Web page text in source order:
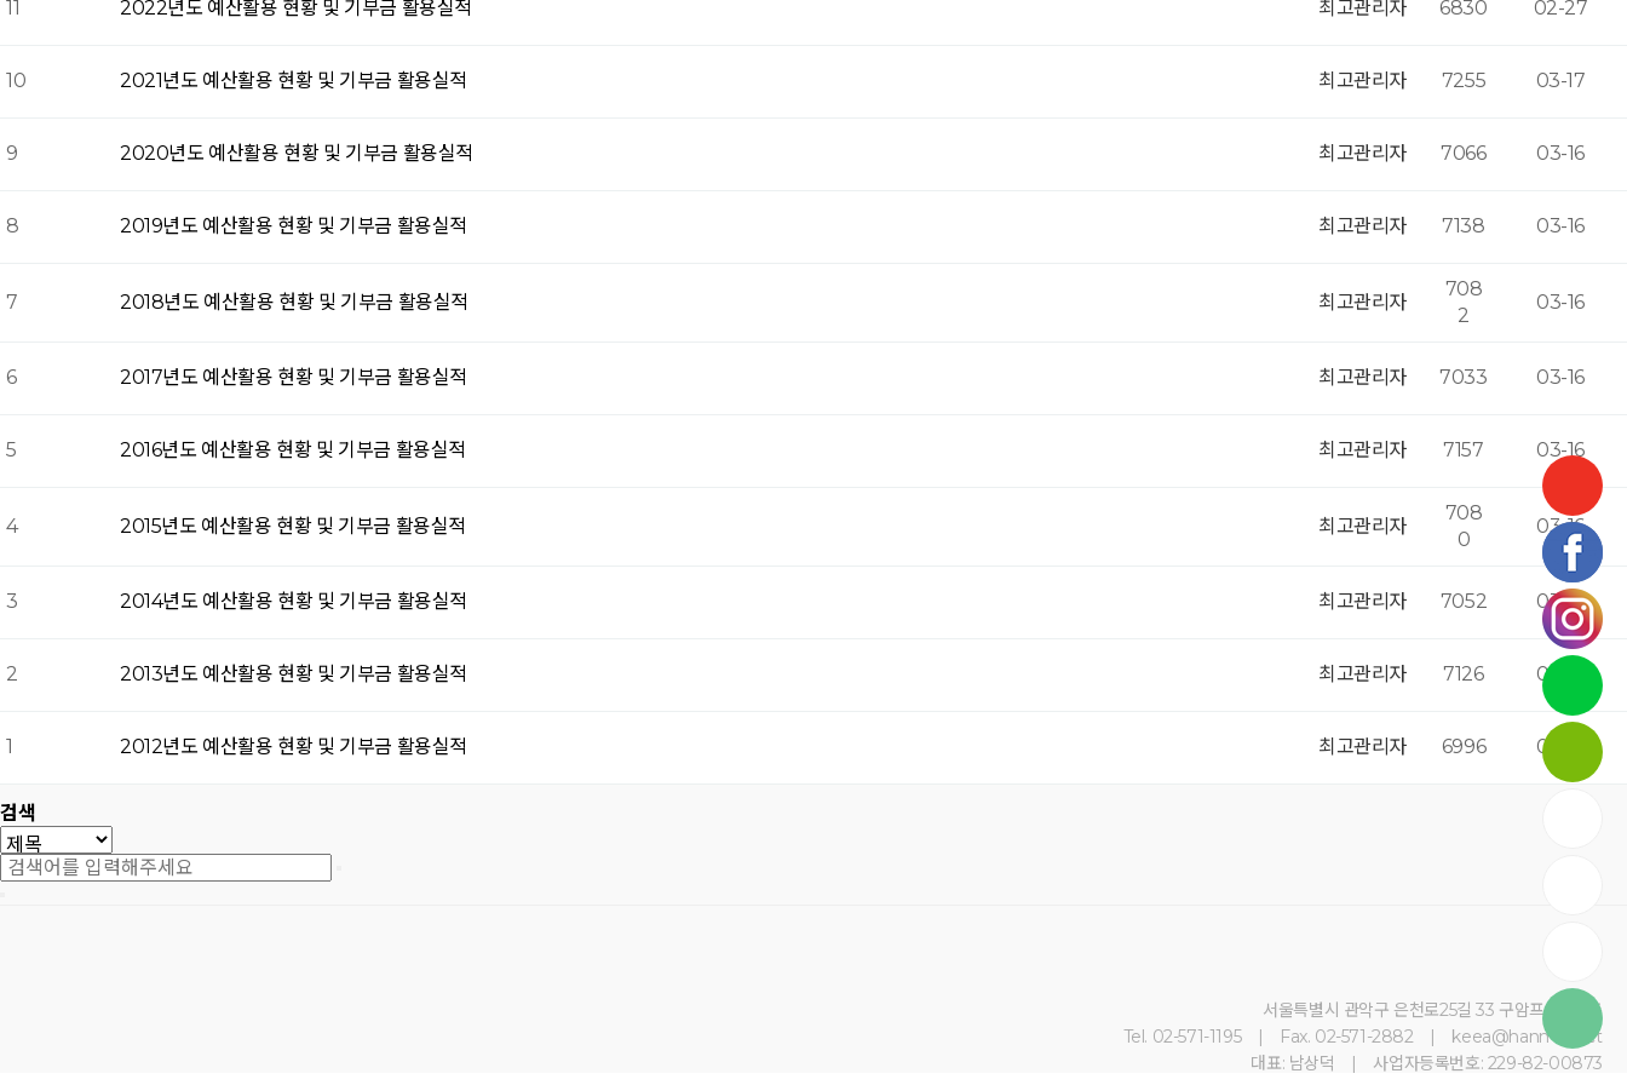
11 2022년도 예산활용 현황 및 기부금 활용실적 최고관리자 6830 02-27
10 2021년도 예산활용 현황 및 기부금 활용실적 최고관리자 7255 03-17
9 2020년도 예산활용 현황 및 기부금 활용실적 최고관리자 7066 03-16
8 2019년도 예산활용 현황 및 기부금 활용실적 최고관리자 7138 03-16
7 2018년도 예산활용 현황 및 기부금 활용실적 최고관리자
708
2
03-16
6 2017년도 예산활용 현황 및 기부금 활용실적 최고관리자 7033 03-16
5 2016년도 예산활용 현황 및 기부금 활용실적 최고관리자 7157 03-16
4 2015년도 예산활용 현황 및 기부금 활용실적 최고관리자
708
0
03-16
3 2014년도 예산활용 현황 및 기부금 활용실적 최고관리자 7052 03-16
2 2013년도 예산활용 현황 및 기부금 활용실적 최고관리자 7126 03-16
1 2012년도 예산활용 현황 및 기부금 활용실적 최고관리자 6996 03-16
검색
서울특별시 관악구 은천로25길 33 구암프라자 5층
Tel. 02-571-1195 | Fax. 02-571-2882 | keea@hanmail.net
대표: 남상덕 | 사업자등록번호: 229-82-00873